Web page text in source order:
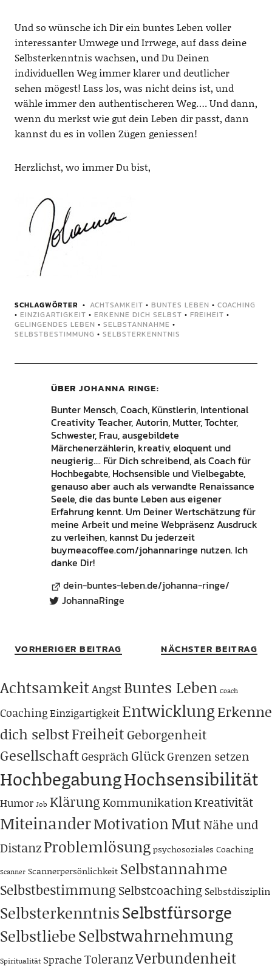
Und so wünsche ich Dir ein buntes Leben voller
interessanter Umwege und Irrwege, auf dass deine
Selbsterkenntnis wachsen, und Du Deinen
individuellen Weg immer klarer und deutlicher
sehen mögest! Lass los, was nicht deins ist, und
wähle immer den authentischeren Weg…. Und dann,
wenn du merkst wie gut dein Leben dir passt, dann
kannst du es in vollen Zügen geniessen!
Herzlichst, wo immer Du bist,
SCHLAGWÖRTER ACHTSAMKEIT • BUNTES LEBEN • COACHING
• EINZIGARTIGKEIT • ERKENNE DICH SELBST • FREIHEIT •
GELINGENDES LEBEN • SELBSTANNAHME •
SELBSTBESTIMMUNG • SELBSTERKENNTNIS
ÜBER JOHANNA RINGE
Bunter Mensch, Coach, Künstlerin, Intentional
Creativity Teacher, Autorin, Mutter, Tochter,
Schwester, Frau, ausgebildete
Märchenerzählerin, kreativ, eloquent und
neugierig.... Für Dich schreibend, als Coach für
Hochbegabte, Hochsensible und Vielbegabte,
genauso aber auch als verwandte Renaissance
Seele, die das bunte Leben aus eigener
Erfahrung kennt. Um Deiner Wertschätzung für
meine Arbeit und meine Webpräsenz Ausdruck
zu verleihen, kannst Du jederzeit
buymeacoffee.com/johannaringe nutzen. Ich
danke Dir!
dein-buntes-leben.de/johanna-ringe/
JohannaRinge
VORHERIGER BEITRAG NÄCHSTER BEITRAG
AchtsamkeitAngstBuntes Leben Coach
CoachingEinzigartigkeit EntwicklungErkenne
dich selbstFreiheit Geborgenheit
GesellschaftGespräch GlückGrenzen setzen
HochbegabungHochsensibilität
Humor Job KlärungKommunikationKreativität
MiteinanderMotivationMutNähe und
DistanzProblemlösungpsychosoziales Coaching
Scanner Scannerpersönlichkeit Selbstannahme
Selbstbestimmung Selbstcoaching Selbstdisziplin
SelbsterkenntnisSelbstfürsorge
SelbstliebeSelbstwahrnehmung
Spiritualität Sprache ToleranzVerbundenheit